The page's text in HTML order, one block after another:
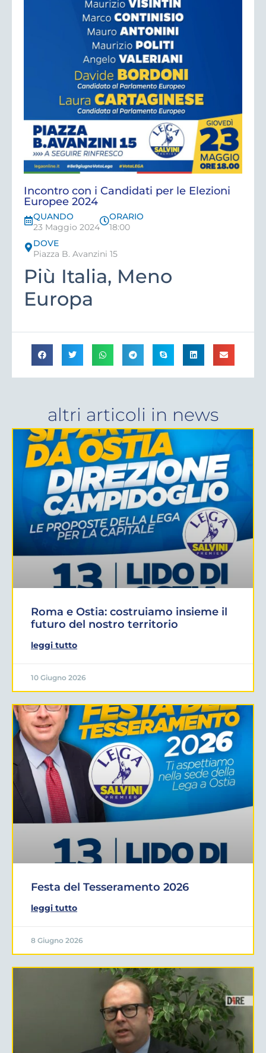
Incontro con i Candidati per le Elezioni
Europee 2024
QUANDO
23 Maggio 2024
ORARIO
18:00
DOVE
Piazza B. Avanzini 15
Più Italia, Meno
Europa
altri articoli in news
Roma e Ostia: costruiamo insieme il
futuro del nostro territorio
leggi tutto
10 Giugno 2026
Festa del Tesseramento 2026
leggi tutto
8 Giugno 2026